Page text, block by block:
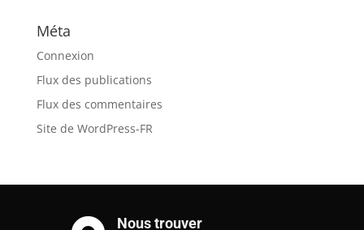
Méta
Connexion
Flux des publications
Flux des commentaires
Site de WordPress-FR
Nous trouver